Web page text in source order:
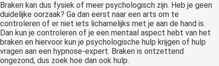
Braken kan dus fysiek of meer psychologisch zijn. Heb je geen
duidelijke oorzaak? Ga dan eerst naar een arts om te
controleren of er niet iets lichamelijks met je aan de hand is.
Dan kun je controleren of je een mentaal aspect hebt van het
braken en hiervoor kun je psychologische hulp krijgen of hulp
vragen aan een hypnose-expert. Braken is ontzettend
ongezond, dus zoek hoe dan ook hulp.